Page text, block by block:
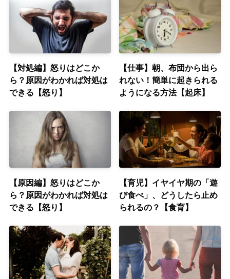
【対処編】怒りはどこか
ら？原因がわかれば対処は
できる【怒り】
【仕事】朝、布団から出ら
れない！簡単に起きられる
ようになる方法【起床】
【原因編】怒りはどこか
ら？原因がわかれば対処は
できる【怒り】
【育児】イヤイヤ期の「遊
び食べ」、どうしたら止め
られるの？【食育】